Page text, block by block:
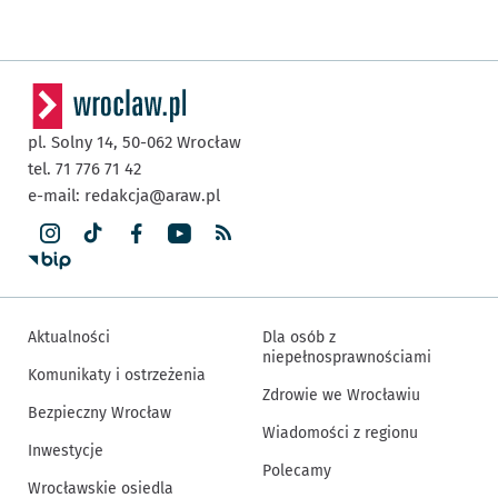
pl. Solny 14, 50-062 Wrocław
tel. 71 776 71 42
e-mail: redakcja@araw.pl
Aktualności
Komunikaty i ostrzeżenia
Bezpieczny Wrocław
Inwestycje
Wrocławskie osiedla
Dla osób z
niepełnosprawnościami
Zdrowie we Wrocławiu
Wiadomości z regionu
Polecamy